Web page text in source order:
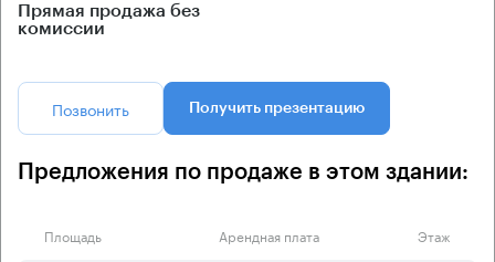
Прямая продажа без
комиссии
Позвонить Получить презентацию
Предложения по продаже в этом здании:
Площадь Арендная плата Этаж